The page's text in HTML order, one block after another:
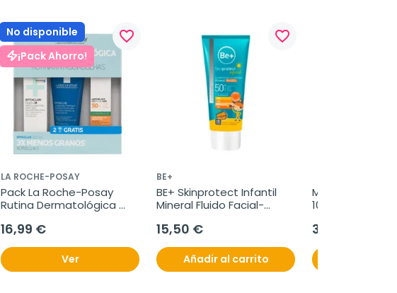
No disponible
¡Pack Ahorro!
favorite_border
LA ROCHE-POSAY
Pack La Roche-Posay
Rutina Dermatológica
16,99 €
Ver
favorite_border
BE+
BE+ Skinprotect Infantil
Mineral Fluido Facial-
15,50 €
Añadir al carrito
Mepentol
100 ml
39,95 €